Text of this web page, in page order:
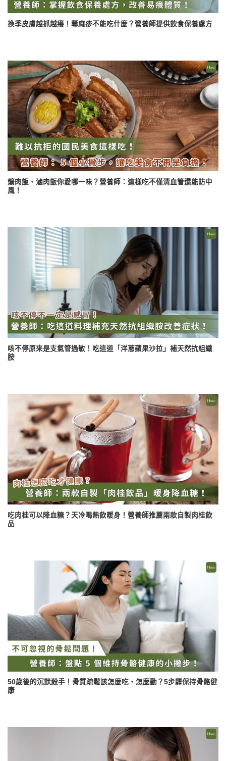
換季皮膚越抓越癢！蕁麻疹不能吃什麼？營養師提供飲食保養處方
爌肉飯、滷肉飯你愛哪一味？營養師：這樣吃不僅清血管還能防中
風！
咳不停原來是支氣管過敏！吃這道「洋蔥蘋果沙拉」補天然抗組織
胺
吃肉桂可以降血糖？天冷喝熱飲暖身！營養師推薦兩款自製肉桂飲
品
50歲後的沉默殺手！骨質疏鬆該怎麼吃、怎麼動？5步驟保持骨骼健
康